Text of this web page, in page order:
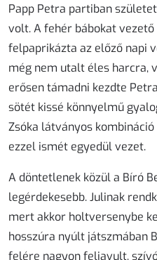
Papp Petra partiban
volt. A fehér bábokat
felpaprikázta az előző napi
még nem utalt éles harcra,
erősen támadni kezdte
sötét kissé könnyelmű
Zsóka látványos
ezzel ismét egyedül vezet.
A döntetlenek közül a Bíró
legérdekesebb. Julinak
mert akkor holtversenybe
hosszúra nyúlt játszmában
felére nagyon feljavult,